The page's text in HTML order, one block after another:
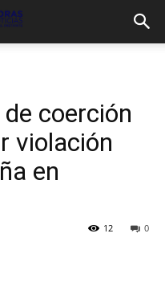
coerción
violación
en
0
12